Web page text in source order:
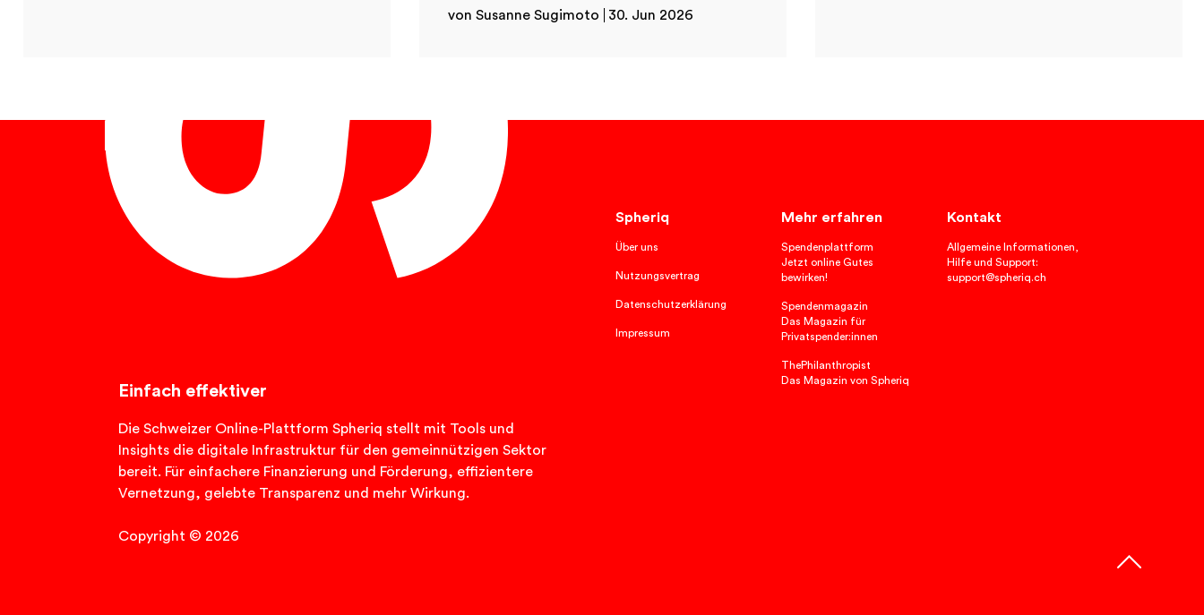
von Susanne Sugimoto 30. Jun 2026
Spheriq
Über uns
Nutzungsvertrag
Datenschutzerklärung
Impressum
Mehr erfahren
Spendenplattform
Jetzt online Gutes
bewirken!
Spendenmagazin
Das Magazin für
Privatspender:innen
ThePhilanthropist
Das Magazin von Spheriq
Kontakt
Allgemeine Informationen,
Hilfe und Support:
support@spheriq.ch
Einfach effektiver
Die Schweizer Online-Plattform Spheriq stellt mit Tools und
Insights die digitale Infrastruktur für den gemeinnützigen Sektor
bereit. Für einfachere Finanzierung und Förderung, effizientere
Vernetzung, gelebte Transparenz und mehr Wirkung.
Copyright © 2026